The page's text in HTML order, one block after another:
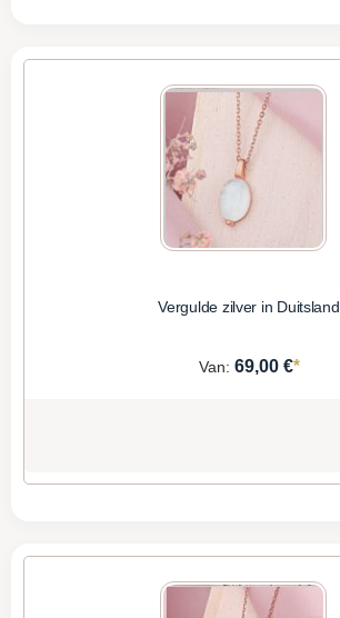
Vergulde zilver in Duitsland
Van: 69,00 €*